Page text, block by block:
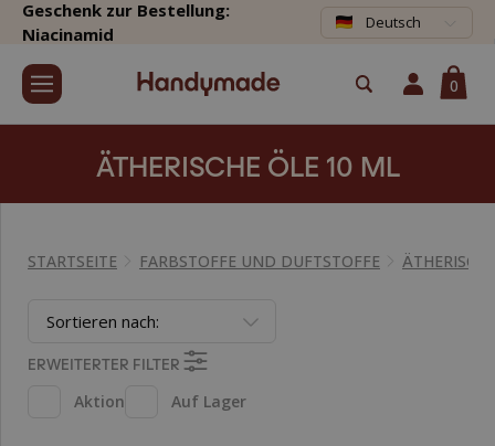
Geschenk zur Bestellung:
Niacinamid
Deutsch
0
ÄTHERISCHE ÖLE 10 ML
STARTSEITE FARBSTOFFE UND DUFTSTOFFE
Sortieren nach:
ERWEITERTER FILTER
Aktion
Auf Lager